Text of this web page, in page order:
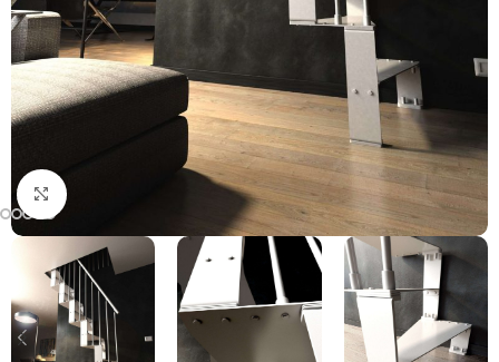
Klicken Sie, um zu vergrößern